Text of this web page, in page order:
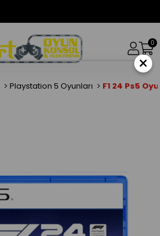
0
Playstation 5 Oyunları F1 24 Ps5
×